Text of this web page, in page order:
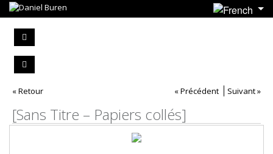
« Retour « Précédent Suivant »
[Sans Titre – Papiers collés]